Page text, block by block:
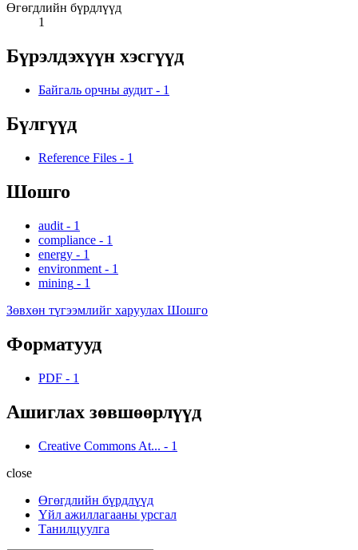
Өгөгдлийн бүрдлүүд
1
Бүрэлдэхүүн хэсгүүд
Байгаль орчны аудит - 1
Бүлгүүд
Reference Files - 1
Шошго
audit - 1
compliance - 1
energy - 1
environment - 1
mining - 1
Зөвхөн түгээмлийг харуулах Шошго
Форматууд
PDF - 1
Ашиглах зөвшөөрлүүд
Creative Commons At... - 1
close
Өгөгдлийн бүрдлүүд
Үйл ажиллагааны урсгал
Танилцуулга